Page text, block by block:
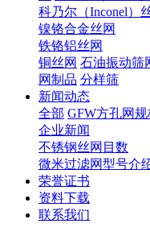
科乃尔（Inconel）
镍铬合金丝网
铁铬铝丝网
铜丝网 石油振动筛
网制品 分样筛
新闻动态
全部 GFW方孔网规
企业新闻
不锈钢丝网目数
微米过滤网型号介
荣誉证书
资料下载
联系我们